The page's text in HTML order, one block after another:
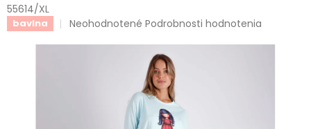
55614/XL
bavlna
Priemerné
produktu
Neohodnotené Podrobnosti hodnotenia